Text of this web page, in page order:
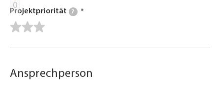
0
Projektpriorität ?
Ansprechperson